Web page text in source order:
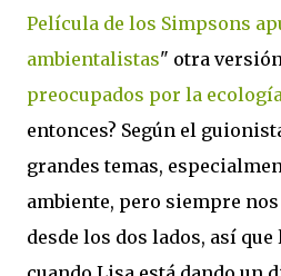
Película de los Simpsons
ambientalistas" otra
preocupados por la ecología
entonces? Según el
grandes temas,
ambiente, pero siempre
desde los dos lados, así